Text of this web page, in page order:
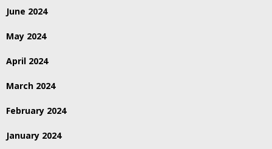
June 2024
May 2024
April 2024
March 2024
February 2024
January 2024